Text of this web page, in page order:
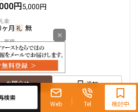
検索
Web Tel
321-719
（水曜定休）
検討中
円5,000円
月 無
㎡
ペット可
お問合せ 追加
×